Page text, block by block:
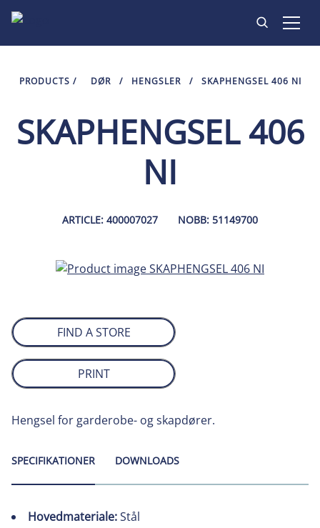
PRODUKTER
KONTAKT
PRODUCTS / DØR / HENGSLER / SKAPHENGSEL 406 NI
SKAPHENGSEL 406
NI
ARTICLE: 400007027 NOBB: 51149700
FIND A STORE
PRINT
Hengsel for garderobe- og skapdører.
SPECIFIKATIONER DOWNLOADS
Hovedmateriale:Stål